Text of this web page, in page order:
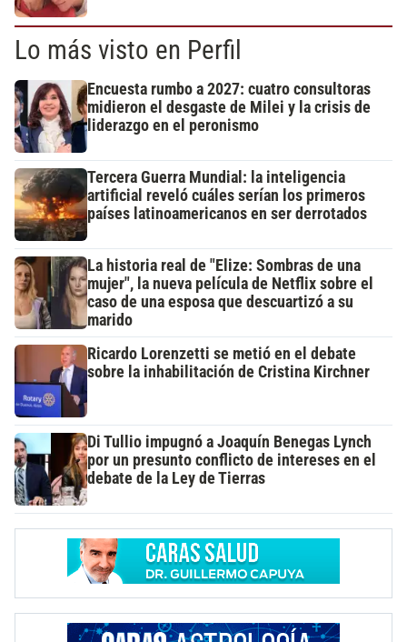
Lo más visto en Perfil
Encuesta rumbo a 2027: cuatro consultoras
midieron el desgaste de Milei y la crisis de
liderazgo en el peronismo
Tercera Guerra Mundial: la inteligencia
artificial reveló cuáles serían los primeros
países latinoamericanos en ser derrotados
La historia real de "Elize: Sombras de una
mujer", la nueva película de Netflix sobre el
caso de una esposa que descuartizó a su
marido
Ricardo Lorenzetti se metió en el debate
sobre la inhabilitación de Cristina Kirchner
Di Tullio impugnó a Joaquín Benegas Lynch
por un presunto conflicto de intereses en el
debate de la Ley de Tierras